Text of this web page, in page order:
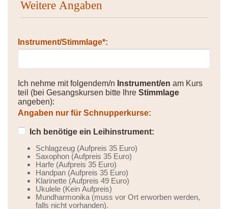
Weitere Angaben
Instrument/Stimmlage*:
Ich nehme mit folgendem/n Instrument/en am Kurs
teil (bei Gesangskursen bitte Ihre Stimmlage
angeben):
Angaben nur für Schnupperkurse:
Ich benötige ein Leihinstrument:
Schlagzeug (Aufpreis 35 Euro)
Saxophon (Aufpreis 35 Euro)
Harfe (Aufpreis 35 Euro)
Handpan (Aufpreis 35 Euro)
Klarinette (Aufpreis 49 Euro)
Ukulele (Kein Aufpreis)
Mundharmonika (muss vor Ort erworben werden,
falls nicht vorhanden).